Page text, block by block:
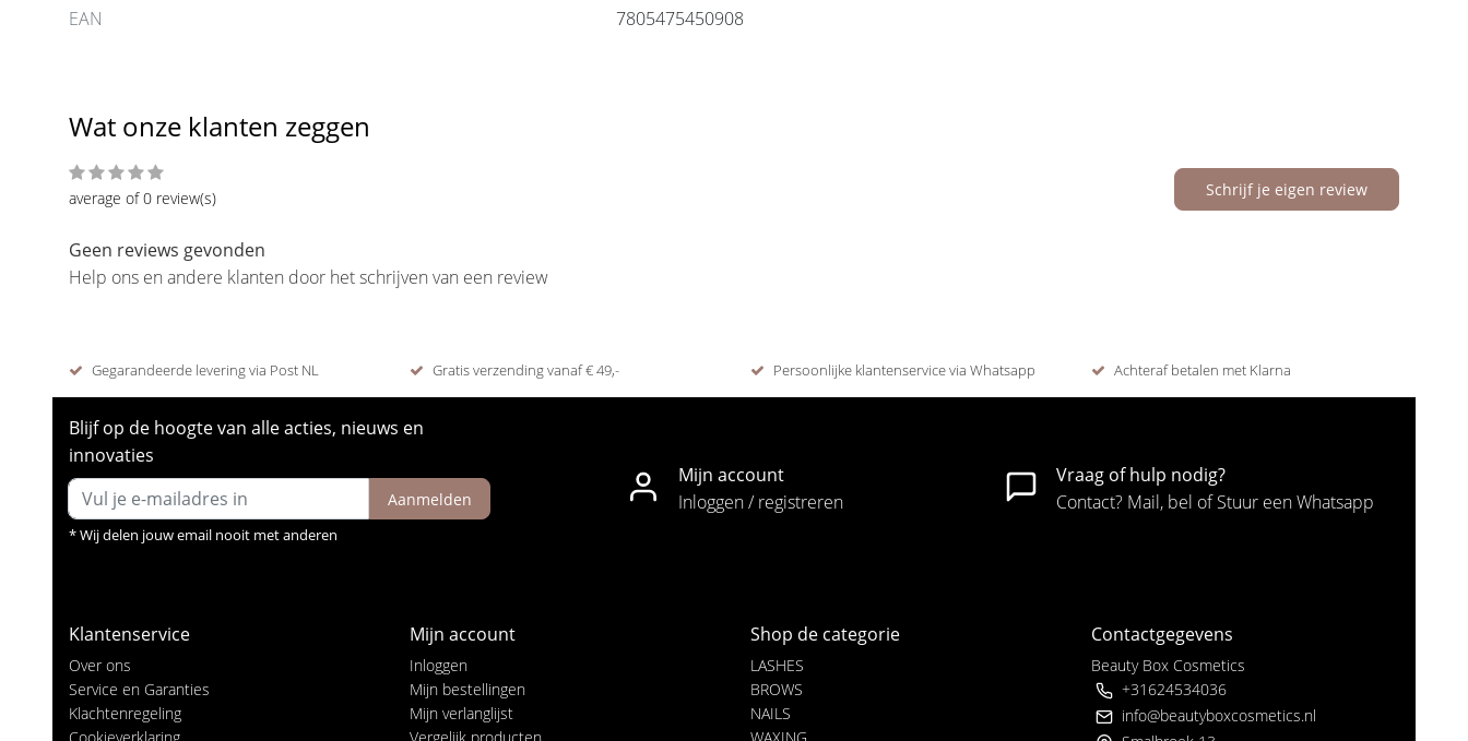
EAN
7805475450908
Wat onze klanten zeggen
average of 0 review(s) Schrijf je eigen review
Geen reviews gevonden
Help ons en andere klanten door het schrijven van een review
Gegarandeerde levering via Post NL Gratis verzending vanaf € 49,- Persoonlijke klantenservice via Whatsapp Achteraf betalen met Klarna
Blijf op de hoogte van alle acties, nieuws en
innovaties
Aanmelden
* Wij delen jouw email nooit met anderen
Mijn account
Inloggen / registreren
Vraag of hulp nodig?
Contact? Mail, bel of Stuur een Whatsapp
Klantenservice
Over ons
Service en Garanties
Klachtenregeling
Mijn account
Inloggen
Mijn bestellingen
Mijn verlanglijst
Shop de categorie
LASHES
BROWS
NAILS
Contactgegevens
Beauty Box Cosmetics
+31624534036
info@beautyboxcosmetics.nl